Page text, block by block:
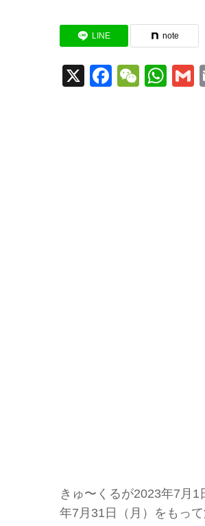
LINE note
X
きゅ〜くるが2023年7月
年7月31日（月）をもっ